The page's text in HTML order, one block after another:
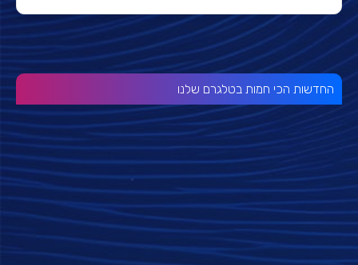
החדשות הכי חמות בטלגרם שלנו